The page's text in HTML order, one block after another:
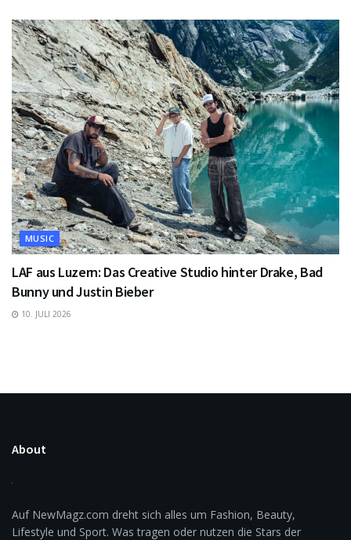
MUSIC
LAF aus Luzern: Das Creative Studio hinter Drake, Bad
Bunny und Justin Bieber
10. JULI 2026
About
Auf NewMagz.com dreht sich alles um Fashion, Beauty,
Lifestyle und Sport. Was tragen oder nutzen die Stars der